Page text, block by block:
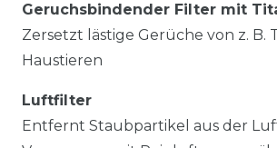
Geruchsbindender Filter mit
Zersetzt lästige Gerüche von z. B.
Haustieren
Luftfilter
Entfernt Staubpartikel aus der